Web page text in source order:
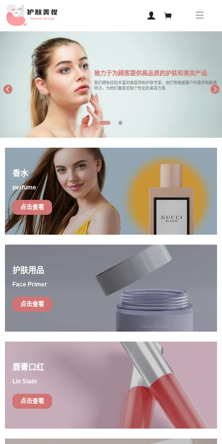
致力于为顾客提供高品质的护肤和美妆产品
我们拥有经验丰富的美容师和护肤专家，他们将根据客户的需求和肤质
特点，为他们量身定制个性化的美容方案
香水
perfume
点击查看
护肤用品
Face Primer
点击查看
唇膏口红
Lin Stain
点击查看